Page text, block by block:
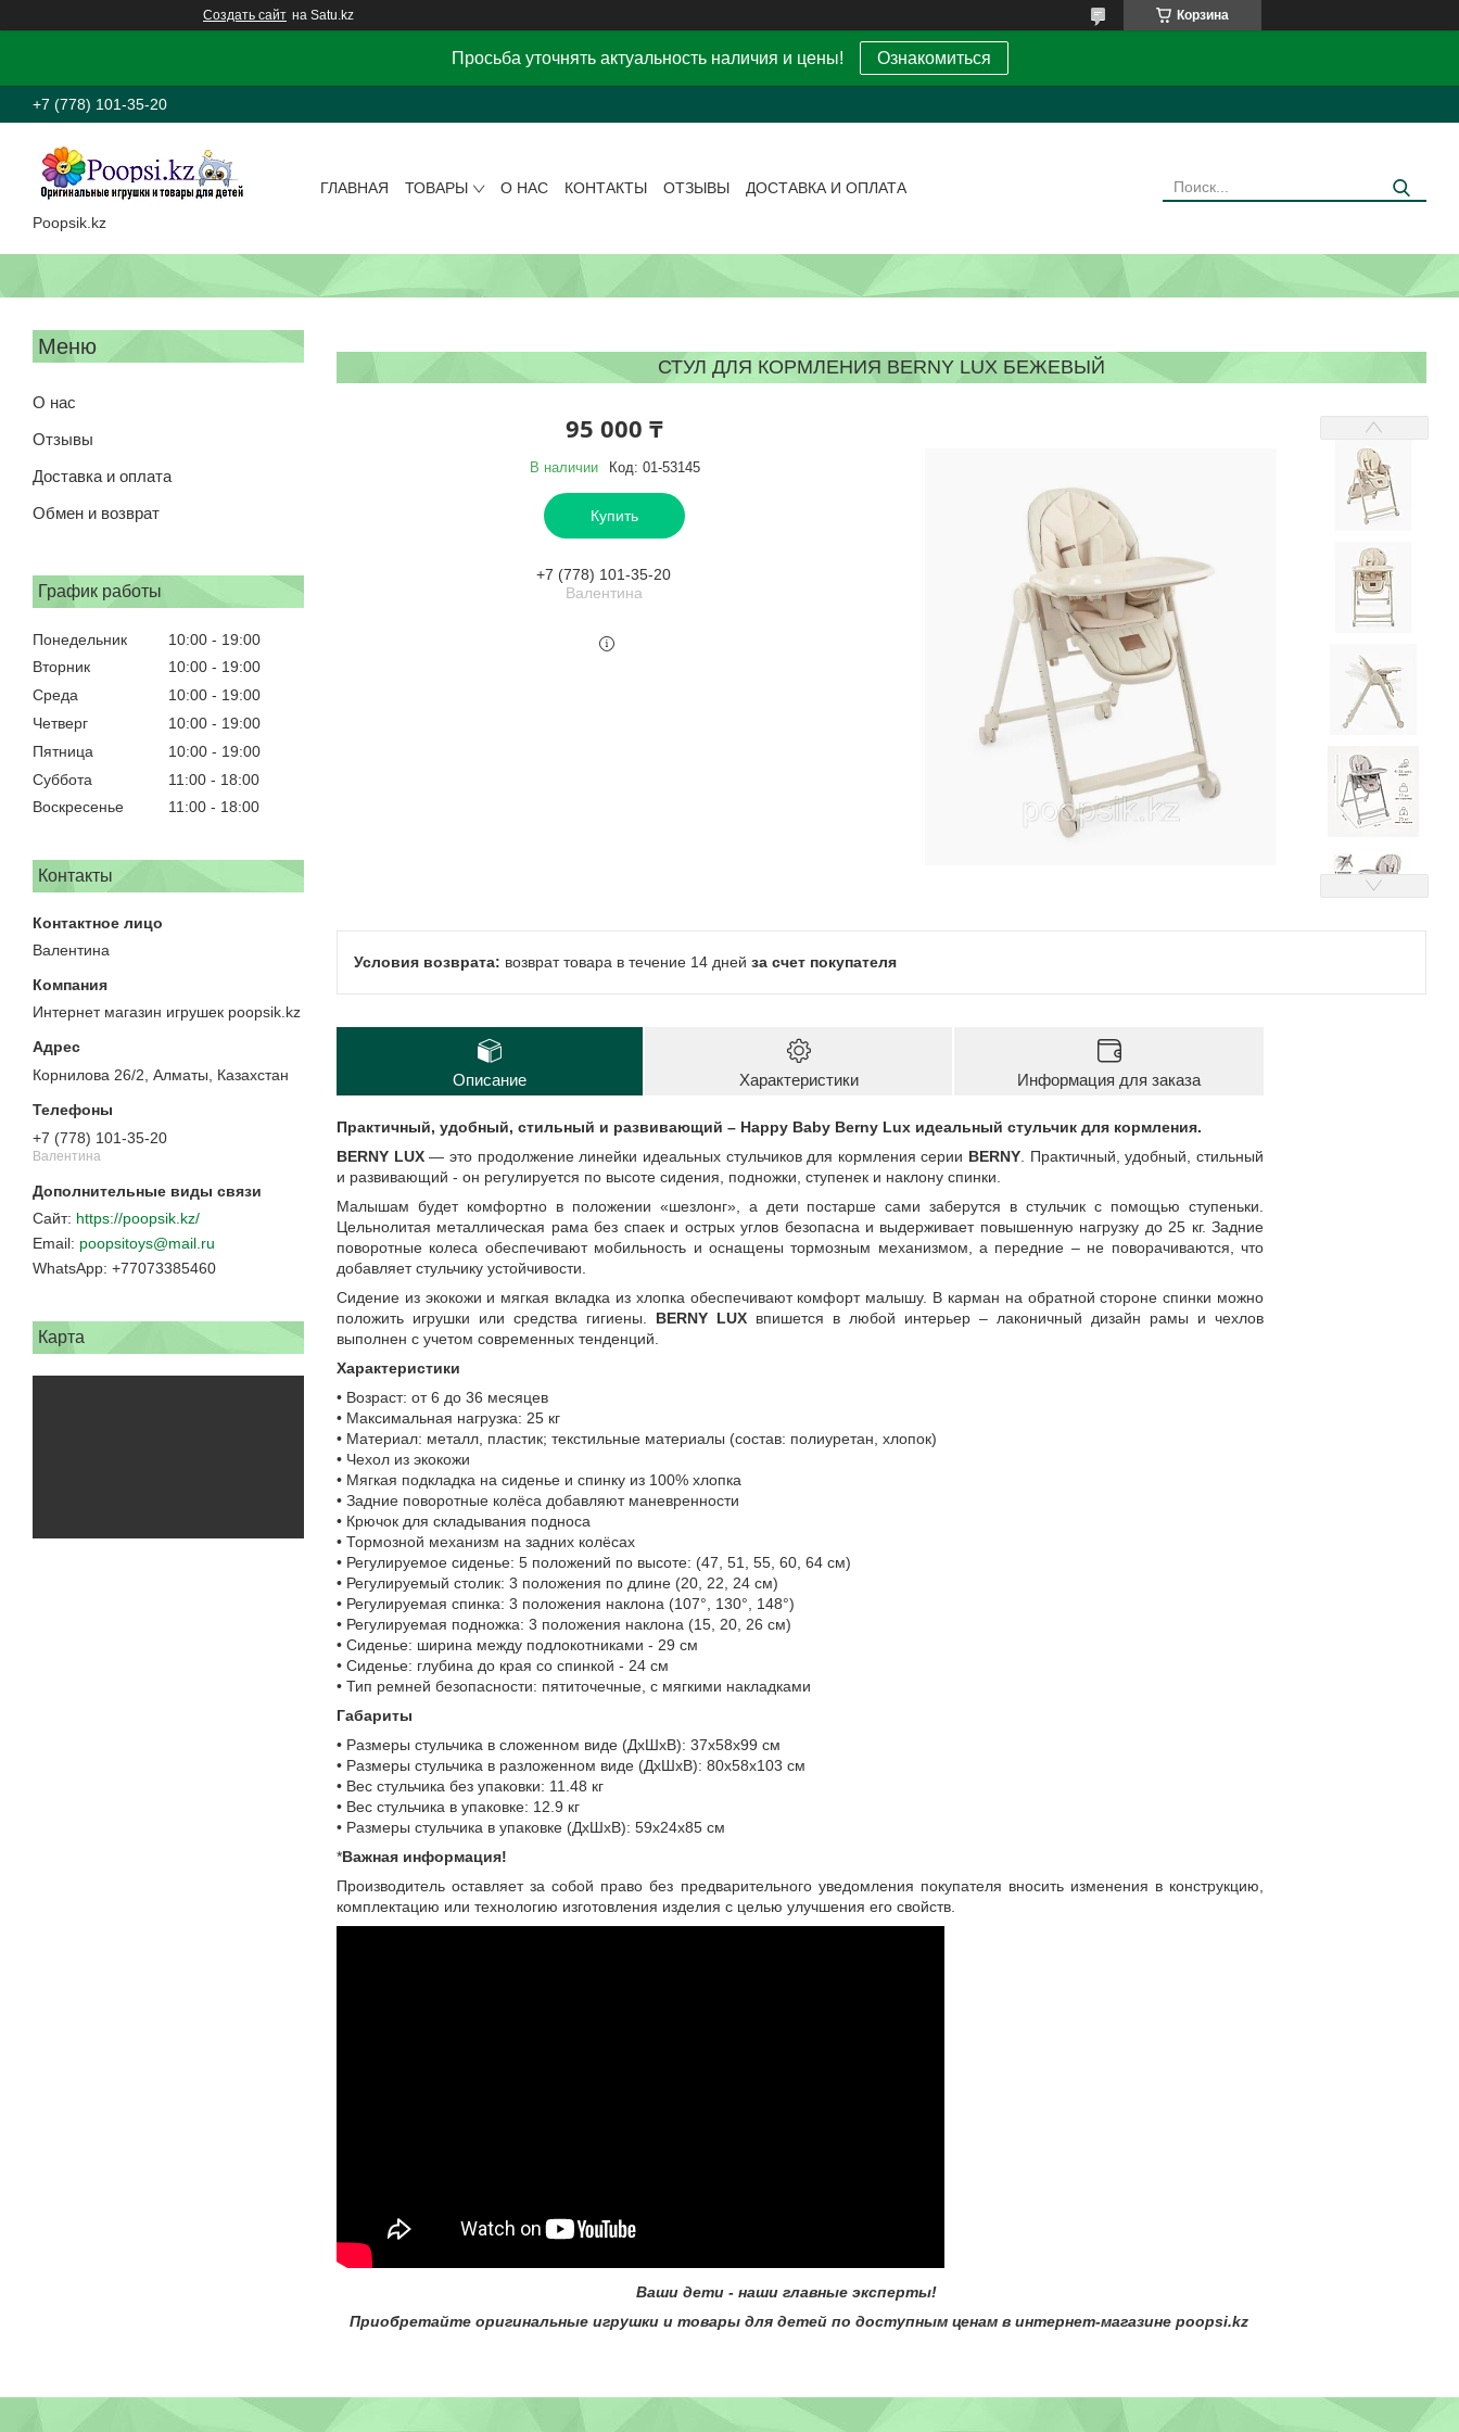
Создать сайт на Satu.kz Корзина
Просьба уточнять актуальность наличия и цены! Ознакомиться
+7 (778) 101-35-20
Poopsik.kz
ГЛАВНАЯ ТОВАРЫ О НАС КОНТАКТЫ ОТЗЫВЫ ДОСТАВКА И ОПЛАТА
О нас
Отзывы
Доставка и оплата
Обмен и возврат
График работы
Понедельник 10:00
19:00
Вторник
10:00
19:00
Среда
10:00
19:00
Четверг
10:00
19:00
Пятница
10:00
19:00
Суббота
11:00
18:00
Воскресенье
11:00 18:00
Контакты
Валентина
Интернет магазин игрушек poopsik.kz
Корнилова 26/2, Алматы, Казахстан
+7 (778) 101-35-20
Валентина
https://poopsik.kz/
poopsitoys@mail.ru
+77073385460
Карта
СТУЛ ДЛЯ КОРМЛЕНИЯ BERNY LUX БЕЖЕВЫЙ
95 000 ₸
В наличии Код: 01-53145
Купить
+7 (778) 101-35-20
Валентина
возврат товара в течение 14 дней за счет покупателя
Описание Характеристики Информация для заказа
Практичный, удобный, стильный и развивающий – Happy Baby Berny Lux идеальный стульчик для кормления.
BERNY LUX— это продолжение линейки идеальных стульчиков для кормления серии BERNY . Практичный, удобный, стильный
и развивающий - он регулируется по высоте сидения, подножки, ступенек и наклону спинки.
Малышам будет комфортно в положении «шезлонг», а дети постарше сами заберутся в стульчик с помощью ступеньки.
Цельнолитая металлическая рама без спаек и острых углов безопасна и выдерживает повышенную нагрузку до 25 кг. Задние
поворотные колеса обеспечивают мобильность и оснащены тормозным механизмом, а передние – не поворачиваются, что
добавляет стульчику устойчивости.
Сидение из экокожи и мягкая вкладка из хлопка обеспечивают комфорт малышу. В карман на обратной стороне спинки можно
положить игрушки или средства гигиены. BERNY LUX впишется в любой интерьер – лаконичный дизайн рамы и чехлов
выполнен с учетом современных тенденций.
Характеристики
• Возраст: от 6 до 36 месяцев
• Максимальная нагрузка: 25 кг
• Материал: металл, пластик; текстильные материалы (состав: полиуретан, хлопок)
• Чехол из экокожи
• Мягкая подкладка на сиденье и спинку из 100% хлопка
• Задние поворотные колёса добавляют маневренности
• Крючок для складывания подноса
• Тормозной механизм на задних колёсах
• Регулируемое сиденье: 5 положений по высоте: (47, 51, 55, 60, 64 см)
• Регулируемый столик: 3 положения по длине (20, 22, 24 см)
• Регулируемая спинка: 3 положения наклона (107°, 130°, 148°)
• Регулируемая подножка: 3 положения наклона (15, 20, 26 см)
• Сиденье: ширина между подлокотниками - 29 см
• Сиденье: глубина до края со спинкой - 24 см
• Тип ремней безопасности: пятиточечные, с мягкими накладками
Габариты
• Размеры стульчика в сложенном виде (ДxШxВ): 37х58х99 см
• Размеры стульчика в разложенном виде (ДxШxВ): 80х58х103 см
• Вес стульчика без упаковки: 11.48 кг
• Вес стульчика в упаковке: 12.9 кг
• Размеры стульчика в упаковке (ДxШxВ): 59х24х85 см
*Важная информация!
Производитель оставляет за собой право без предварительного уведомления покупателя вносить изменения в конструкцию,
комплектацию или технологию изготовления изделия с целью улучшения его свойств.
Ваши дети - наши главные эксперты!
Приобретайте оригинальные игрушки и товары для детей по доступным ценам в интернет-магазине poopsi.kz